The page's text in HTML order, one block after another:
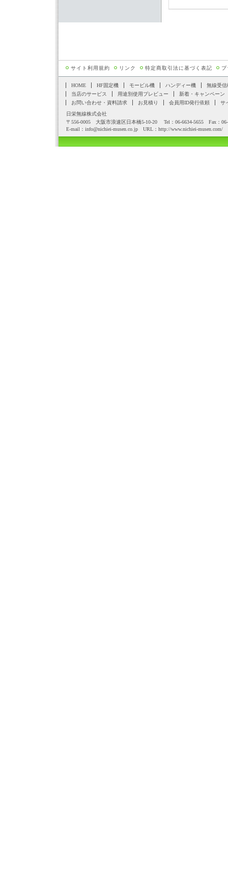
サイト利用規約 リンク 特定商取引法に基づく表記
HOME HF固定機 モービル機 ハンディー機
無線受信
当店のサービス
用途別使用プレビュー
新着・キャンペーン
お問い合わせ・資料請求
お見積り 会員用ID発行依頼 サ
日栄無線株式会社
〒556-0005 大阪市浪速区日本橋5-10-20 Tel：06-6634-5655 Fax：06-
E-mail： info@nichiei-musen.co.jp URL： http://www.nichiei-musen.com/